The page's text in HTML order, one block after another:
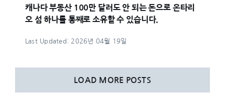
캐나다 부동산 100만 달러도 안 되는 돈으로 온타리
오 섬 하나를 통째로 소유할 수 있습니다.
Last Updated: 2026년 04월 19일
LOAD MORE POSTS